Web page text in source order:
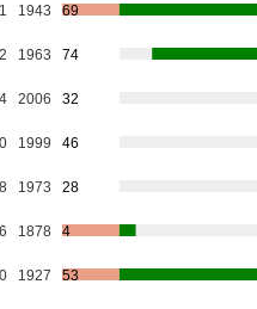
1943 69
1963 74
2006 32
1999 46
1973 28
1878 4
1927 53